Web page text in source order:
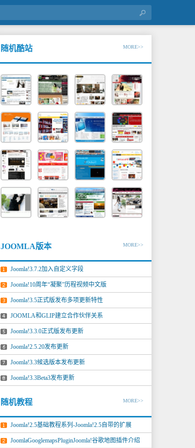
随机酷站 MORE>>
JOOMLA版本 MORE>>
Joomla!3.7.2加入自定义字段
Joomla!10周年“凝聚”历程视频中文版
Joomla!3.5正式版发布多项更新特性
JOOMLA和GLIP建立合作伙伴关系
Joomla!3.3.0正式版发布更新
Joomla!2.5.20发布更新
Joomla!3.3候选版本发布更新
Joomla!3.3Beta3发布更新
随机教程 MORE>>
Joomla!2.5基础教程系列-Joomla!2.5自带的扩展
JoomlaGooglemapsPluginJoomla!谷歌地图插件介绍